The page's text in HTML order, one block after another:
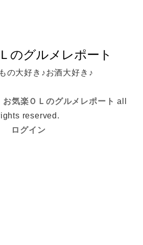
の大好き♪お酒大好き♪
お気楽ＯＬのグルメレポート all
reserved.
ログイン